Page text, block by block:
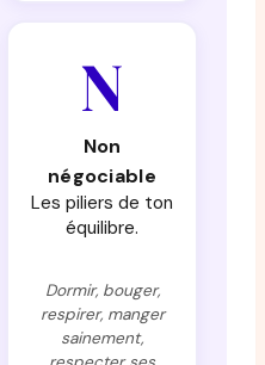
N
Non
négociable
Les piliers de ton
équilibre.
Dormir, bouger,
respirer, manger
sainement,